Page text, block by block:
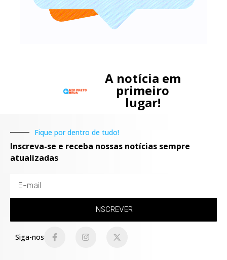
A notícia em
primeiro
lugar!
Fique por dentro de tudo!
Inscreva-se e receba nossas notícias sempre
atualizadas
INSCREVER
Siga-nos